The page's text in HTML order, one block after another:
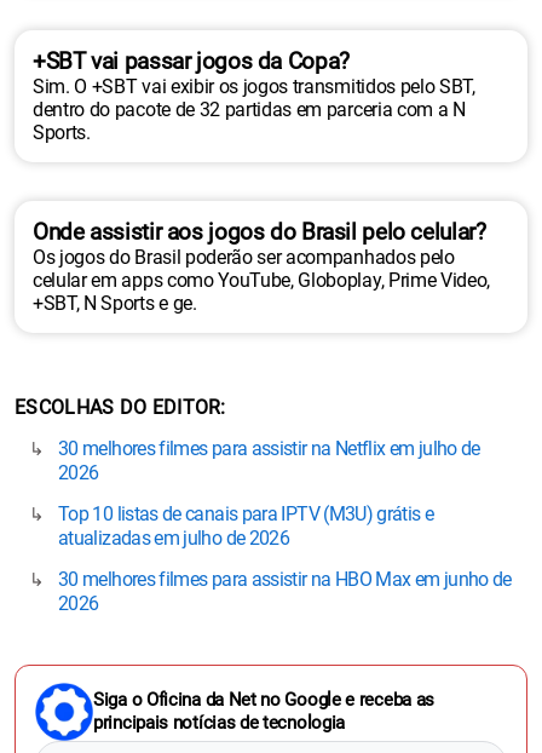
+SBT vai passar jogos da Copa?
Sim. O +SBT vai exibir os jogos transmitidos pelo SBT,
dentro do pacote de 32 partidas em parceria com a N
Sports.
Onde assistir aos jogos do Brasil pelo celular?
Os jogos do Brasil poderão ser acompanhados pelo
celular em apps como YouTube, Globoplay, Prime Video,
+SBT, N Sports e ge.
ESCOLHAS DO EDITOR
30 melhores filmes para assistir na Netflix em julho de
2026
Top 10 listas de canais para IPTV (M3U) grátis e
atualizadas em julho de 2026
30 melhores filmes para assistir na HBO Max em junho de
2026
Siga o Oficina da Net no Google e receba as
principais notícias de tecnologia